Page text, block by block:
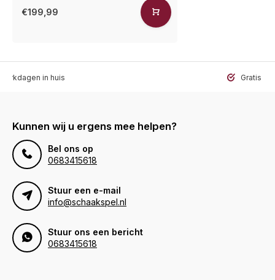
€199,99
in huis Gratis
Kunnen wij u ergens mee helpen?
Bel ons op
0683415618
Stuur een e-mail
info@schaakspel.nl
Stuur ons een bericht
0683415618